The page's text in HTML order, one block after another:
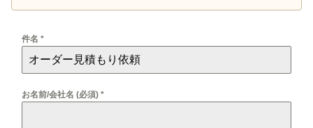
件名 *
お名前/会社名 (必須) *